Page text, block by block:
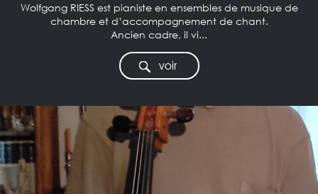
Wolfgang RIESS est pianiste en ensembles de musique de
chambre et d’accompagnement de chant.
Ancien cadre, il vi...
voir